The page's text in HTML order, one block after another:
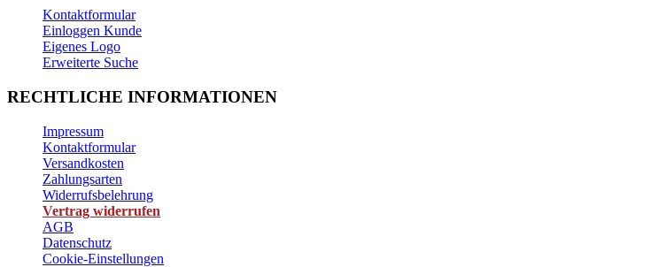
Kontaktformular
Einloggen Kunde
Eigenes Logo
Erweiterte Suche
RECHTLICHE INFORMATIONEN
Impressum
Kontaktformular
Versandkosten
Zahlungsarten
Widerrufsbelehrung
Vertrag widerrufen
AGB
Datenschutz
Cookie-Einstellungen